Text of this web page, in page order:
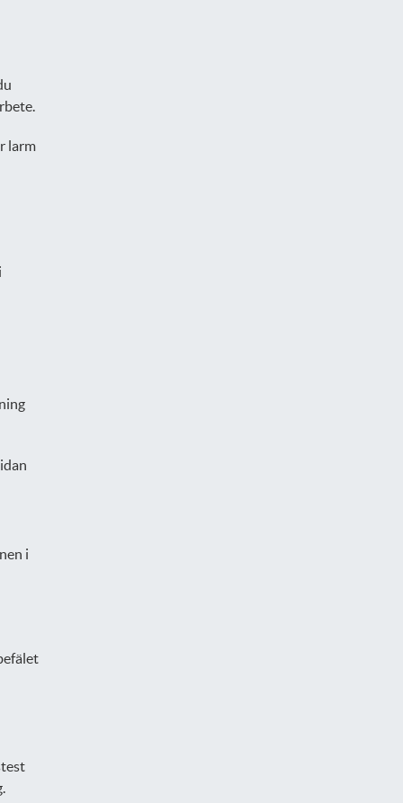
larm
i